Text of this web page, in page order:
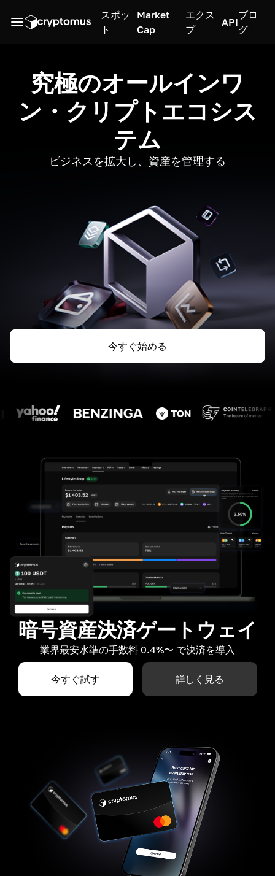
スポッ
ト
Market
Cap
エクス
プ
API
ブロ
グ
究極のオールインワ
ン・クリプトエコシス
テム
ビジネスを拡大し、資産を管理する
今すぐ始める
暗号資産決済ゲートウェイ
業界最安水準の手数料 0.4%〜 で決済を導入
今すぐ試す 詳しく見る